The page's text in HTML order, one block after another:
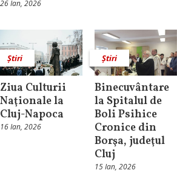
26 Ian, 2026
Știri
Ziua Culturii
Naţionale la
Cluj-Napoca
16 Ian, 2026
Știri
Binecuvântare
la Spitalul de
Boli Psihice
Cronice din
Borşa, judeţul
Cluj
15 Ian, 2026